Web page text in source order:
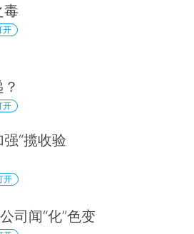
毒
开
开
“揽收验
开
司闻“化”色变